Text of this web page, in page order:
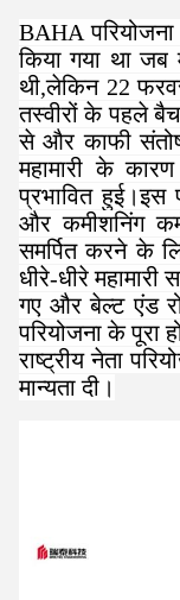
BAHA
किया गया था जब
थी,लेकिन 22
तस्वीरों के पहले
से और काफी
महामारी के
प्रभावित हुई।इस
और कमीशनिंग
समर्पित करने के
धीरे-धीरे
गए और बेल्ट एंड
परियोजना के पूरा
राष्ट्रीय नेता
मान्यता दी।